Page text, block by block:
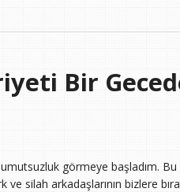
Bir
görmeye başladım.
silah arkadaşlarının bizlere